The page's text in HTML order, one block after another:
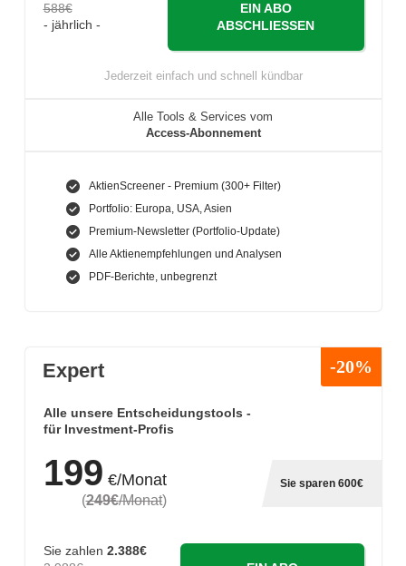
588€
- jährlich -
EIN ABO
ABSCHLIESSEN
Jederzeit einfach und schnell kündbar
Alle Tools & Services vom
Access-Abonnement
AktienScreener - Premium (300+ Filter)
Portfolio: Europa, USA, Asien
Premium-Newsletter (Portfolio-Update)
Alle Aktienempfehlungen und Analysen
PDF-Berichte, unbegrenzt
Expert -20%
Alle unsere Entscheidungstools -
für Investment-Profis
199 €/Monat
(249€/Monat)
Sie sparen 600€
Sie zahlen 2.388€